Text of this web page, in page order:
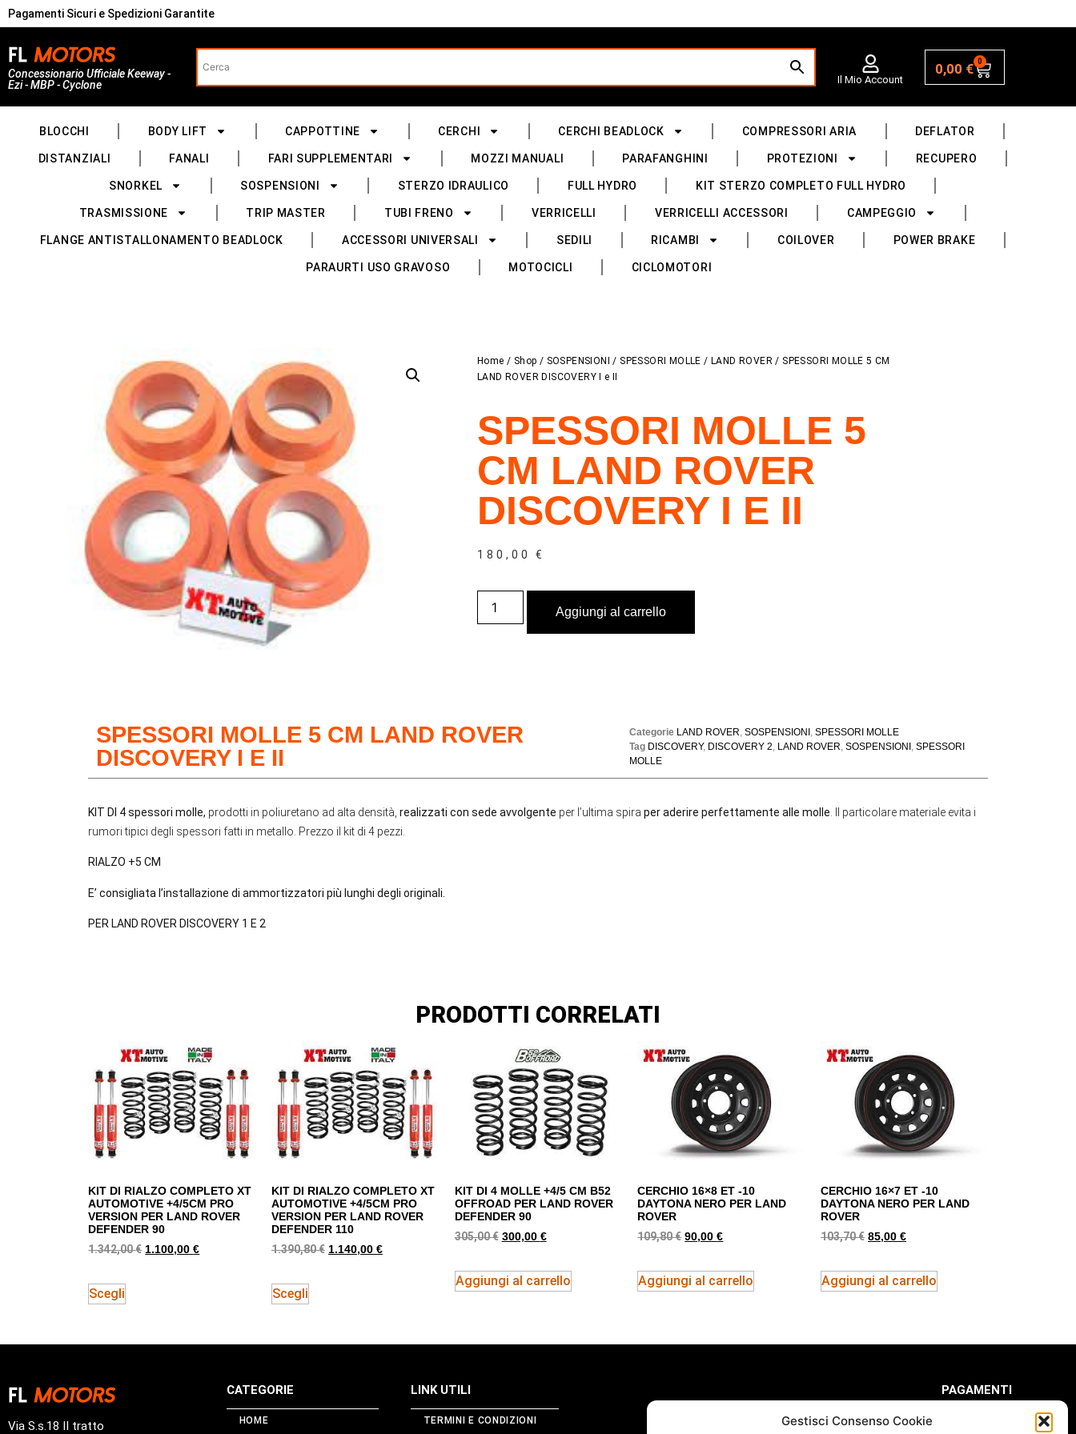
Gestisci Consenso Cookie
Pagamenti Sicuri e Spedizioni Garantite
Concessionario Ufficiale Keeway -
Ezi - MBP - Cyclone
Il Mio Account
0,00 € 0
BLOCCHI BODY LIFT CAPPOTTINE CERCHI CERCHI BEADLOCK COMPRESSORI ARIA DEFLATOR
DISTANZIALI FANALI FARI SUPPLEMENTARI MOZZI MANUALI PARAFANGHINI PROTEZIONI RECUPERO
SNORKEL SOSPENSIONI STERZO IDRAULICO FULL HYDRO KIT STERZO COMPLETO FULL HYDRO
TRASMISSIONE TRIP MASTER TUBI FRENO VERRICELLI VERRICELLI ACCESSORI CAMPEGGIO
FLANGE ANTISTALLONAMENTO BEADLOCK ACCESSORI UNIVERSALI SEDILI RICAMBI COILOVER POWER BRAKE
PARAURTI USO GRAVOSO MOTOCICLI CICLOMOTORI
Home / Shop / SOSPENSIONI / SPESSORI MOLLE / LAND ROVER / SPESSORI MOLLE 5 CM
LAND ROVER DISCOVERY I e II
SPESSORI MOLLE 5
CM LAND ROVER
DISCOVERY I E II
180,00€
Aggiungi al carrello
SPESSORI MOLLE 5 CM LAND ROVER
DISCOVERY I E II
Categorie LAND ROVER,SOSPENSIONI ,SPESSORI MOLLE
Tag DISCOVERY, DISCOVERY 2, LAND ROVER,SOSPENSIONI ,SPESSORI
MOLLE
KIT DI 4 spessori molle, prodotti in poliuretano ad alta densità, realizzati con sede avvolgente per l’ultima spira per aderire perfettamente alle molle . Il particolare materiale evita i
rumori tipici degli spessori fatti in metallo. Prezzo il kit di 4 pezzi.
RIALZO +5 CM
E’ consigliata l’installazione di ammortizzatori più lunghi degli originali.
PER LAND ROVER DISCOVERY 1 E 2
PRODOTTI CORRELATI
KIT DI RIALZO COMPLETO XT
AUTOMOTIVE +4/5CM PRO
VERSION PER LAND ROVER
DEFENDER 90
1.342,00€ 1.100,00€
Scegli
KIT DI RIALZO COMPLETO XT
AUTOMOTIVE +4/5CM PRO
VERSION PER LAND ROVER
DEFENDER 110
1.390,80€ 1.140,00 €
Scegli
KIT DI 4 MOLLE +4/5 CM B52
OFFROAD PER LAND ROVER
DEFENDER 90
305,00€ 300,00 €
Aggiungi al carrello
CERCHIO 16×8 ET -10
DAYTONA NERO PER LAND
ROVER
109,80€ 90,00€
Aggiungi al carrello
CERCHIO 16×7 ET -10
DAYTONA NERO PER LAND
ROVER
103,70€ 85,00 €
Aggiungi al carrello
Via S.s.18 II tratto
CATEGORIE
HOME
LINK UTILI
TERMINI E CONDIZIONI
PAGAMENTI